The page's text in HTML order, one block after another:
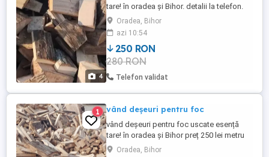
4
tare! în oradea și Bihor. detalii la telefon.
Oradea, Bihor
azi 10:54
250 RON
280 RON
Telefon validat
1 vând deșeuri pentru foc
vând deșeuri pentru foc uscate esență
tare! în oradea și Bihor preț 250 lei metru
ster.Oradea, Bihor